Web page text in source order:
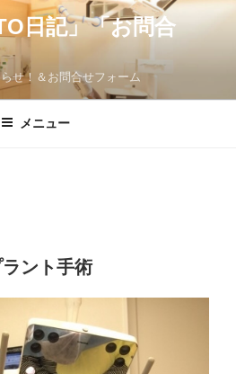
日記」「お問合
せ！＆お問合せフォーム
メニュー
ント手術